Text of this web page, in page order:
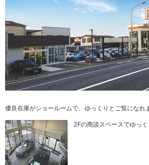
優良在庫がショールームで、ゆっくりとご覧になれ
2Fの商談スペースでゆっく